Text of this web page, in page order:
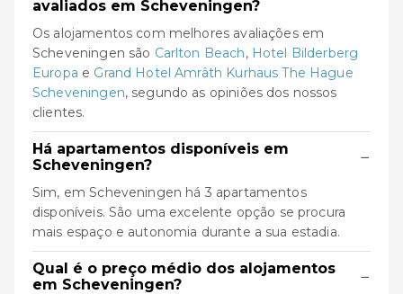
avaliados em Scheveningen?
Os alojamentos com melhores avaliações em
Scheveningen são Carlton Beach, Hotel Bilderberg
Europa e Grand Hotel Amrâth Kurhaus The Hague
Scheveningen, segundo as opiniões dos nossos
clientes.
Há apartamentos disponíveis em
Scheveningen?
−
Sim, em Scheveningen há 3 apartamentos
disponíveis. São uma excelente opção se procura
mais espaço e autonomia durante a sua estadia.
Qual é o preço médio dos alojamentos
em Scheveningen?
−